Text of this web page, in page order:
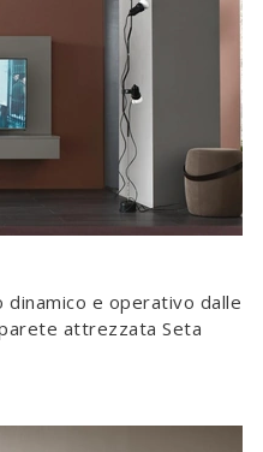
dinamico e operativo dalle
attrezzata Seta